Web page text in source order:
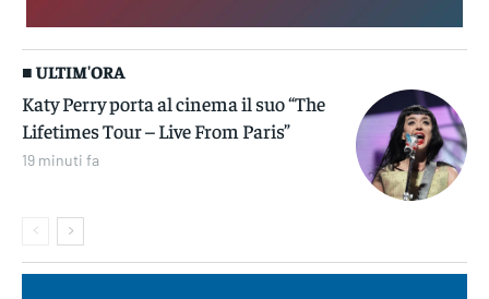
■ ULTIM'ORA
Katy Perry porta al cinema il suo “The
Lifetimes Tour – Live From Paris”
19 minuti fa